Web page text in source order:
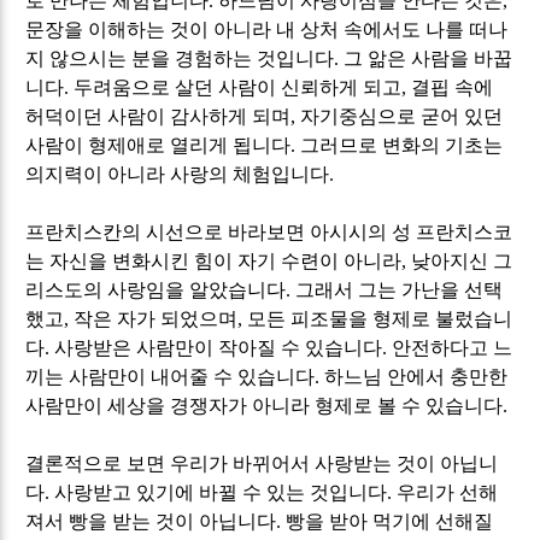
문장을 이해하는 것이 아니라 내 상처 속에서도 나를 떠나
지 않으시는 분을 경험하는 것입니다. 그 앎은 사람을 바꿉
니다. 두려움으로 살던 사람이 신뢰하게 되고, 결핍 속에
허덕이던 사람이 감사하게 되며 , 자기중심으로 굳어 있던
사람이 형제애로 열리게 됩니다. 그러므로 변화의 기초는
의지력이 아니라 사랑의 체험입니다.
프란치스칸의 시선으로 바라보면 아시시의 성 프란치스코
는 자신을 변화시킨 힘이 자기 수련이 아니라, 낮아지신 그
리스도의 사랑임을 알았습니다. 그래서 그는 가난을 선택
했고, 작은 자가 되었으며 , 모든 피조물을 형제로 불렀습니
다.사랑받은 사람만이 작아질 수 있습니다. 안전하다고 느
끼는 사람만이 내어줄 수 있습니다.하느님 안에서 충만한
사람만이 세상을 경쟁자가 아니라 형제로 볼 수 있습니다.
결론적으로 보면 우리가 바뀌어서 사랑받는 것이 아닙니
다.사랑받고 있기에 바뀔 수 있는 것입니다. 우리가 선해
져서 빵을 받는 것이 아닙니다. 빵을 받아 먹기에 선해질